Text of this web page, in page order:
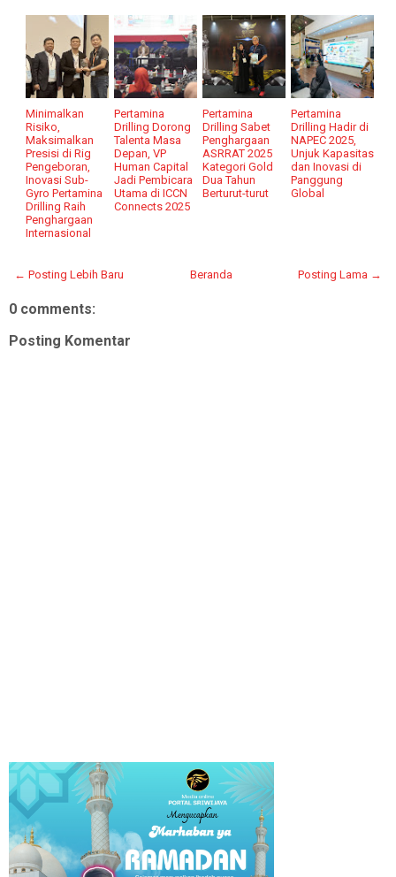
Minimalkan
Risiko,
Maksimalkan
Presisi di Rig
Pengeboran,
Inovasi Sub-
Gyro Pertamina
Drilling Raih
Penghargaan
Internasional
Pertamina
Drilling Dorong
Talenta Masa
Depan, VP
Human Capital
Jadi Pembicara
Utama di ICCN
Connects 2025
Pertamina
Drilling Sabet
Penghargaan
ASRRAT 2025
Kategori Gold
Dua Tahun
Berturut-turut
Pertamina
Drilling Hadir di
NAPEC 2025,
Unjuk Kapasitas
dan Inovasi di
Panggung
Global
← Posting Lebih Baru Posting Lama →
Beranda
0 comments:
Posting Komentar